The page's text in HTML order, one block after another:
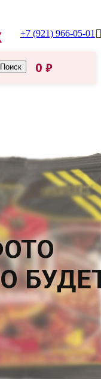
+7 (921) 966-05-01
Поиск 0 ₽